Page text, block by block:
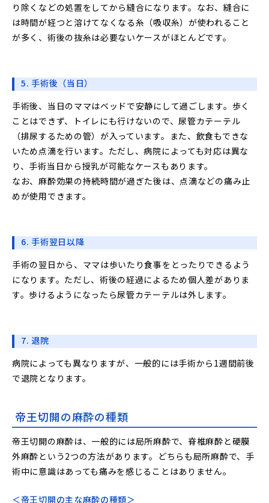
り除くなどの処置をしてから縫合になります。なお、縫合に
は時間が経つと溶けてなくなる糸（吸収糸）が使われること
が多く、術後の抜糸は必要ないケースがほとんどです。
5. 手術後（当日）
手術後、当日のママはベッドで安静にして過ごします。歩く
ことはできず、トイレにも行けないので、尿管カテーテル
（排尿するための管）が入っています。また、飲食もできな
いため点滴を行います。ただし、病院によっても対応は異な
り、手術当日から授乳が可能なケースもあります。
なお、麻酔効果の持続時間が過ぎた後は、点滴などの痛み止
めが使用できます。
6. 手術翌日以降
手術の翌日から、ママは歩いたり食事をとったりできるよう
になります。ただし、術後の経過によるため個人差がありま
す。歩けるようになったら尿管カテーテルは外します。
7. 退院
病院によっても異なりますが、一般的には手術から1週間前後
で退院となります。
帝王切開の麻酔の種類
帝王切開の麻酔は、一般的には局所麻酔で、脊椎麻酔と硬膜
外麻酔という2つの方法があります。どちらも局所麻酔で、手
術中に意識はあっても痛みを感じることはありません。
＜帝王切開の主な麻酔の種類＞